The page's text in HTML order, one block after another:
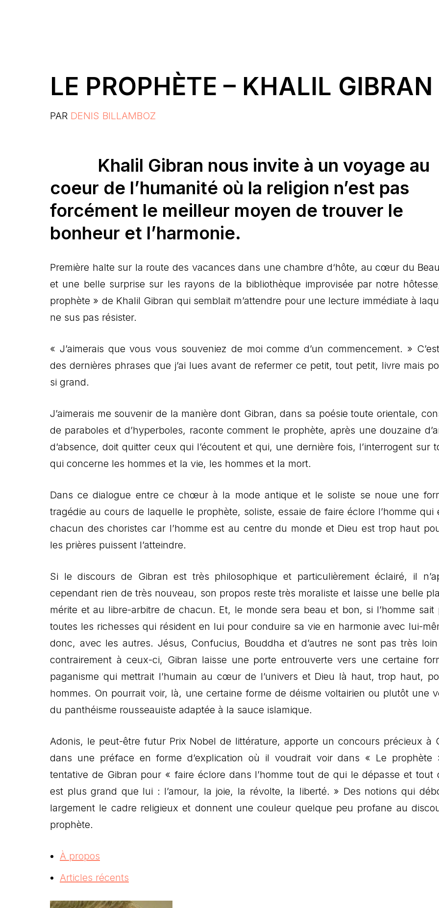
LE PROPHÈTE – KHALIL GIBRAN
PAR DENIS BILLAMBOZ
Khalil Gibran nous invite à un voyage au
coeur de l’humanité où la religion n’est pas
forcément le meilleur moyen de trouver le
bonheur et l’harmonie.
Première halte sur la route des vacances dans une chambre d‘hôte, au cœur du
et une belle surprise sur les rayons de la bibliothèque improvisée par notre
prophète » de Khalil Gibran qui semblait m’attendre pour une lecture immédiate à
ne sus pas résister.
« J’aimerais que vous vous souveniez de moi comme d’un commencement. »
des dernières phrases que j’ai lues avant de refermer ce petit, tout petit, livre mais
si grand.
J’aimerais me souvenir de la manière dont Gibran, dans sa poésie toute orientale,
de paraboles et d’hyperboles, raconte comment le prophète, après une douzaine
d’absence, doit quitter ceux qui l’écoutent et qui, une dernière fois, l’interrogent sur
qui concerne les hommes et la vie, les hommes et la mort.
Dans ce dialogue entre ce chœur à la mode antique et le soliste se noue une
tragédie au cours de laquelle le prophète, soliste, essaie de faire éclore l’homme qui
chacun des choristes car l’homme est au centre du monde et Dieu est trop haut
les prières puissent l’atteindre.
Si le discours de Gibran est très philosophique et particulièrement éclairé, il
cependant rien de très nouveau, son propos reste très moraliste et laisse une belle
mérite et au libre-arbitre de chacun. Et, le monde sera beau et bon, si l’homme sait
toutes les richesses qui résident en lui pour conduire sa vie en harmonie avec lui-
donc, avec les autres. Jésus, Confucius, Bouddha et d’autres ne sont pas très
contrairement à ceux-ci, Gibran laisse une porte entrouverte vers une certaine
paganisme qui mettrait l’humain au cœur de l’univers et Dieu là haut, trop haut,
hommes. On pourrait voir, là, une certaine forme de déisme voltairien ou plutôt une
du panthéisme rousseauiste adaptée à la sauce islamique.
Adonis, le peut-être futur Prix Nobel de littérature, apporte un concours précieux à
dans une préface en forme d’explication où il voudrait voir dans « Le prophète
tentative de Gibran pour « faire éclore dans l’homme tout de qui le dépasse et tout
est plus grand que lui : l’amour, la joie, la révolte, la liberté. » Des notions qui
largement le cadre religieux et donnent une couleur quelque peu profane au
prophète.
À propos
Articles récents